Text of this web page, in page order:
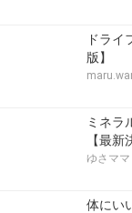
ドライ
版】
ミネラ
【最新
ゆさママ
体にい